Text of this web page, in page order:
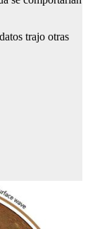
trajo otras